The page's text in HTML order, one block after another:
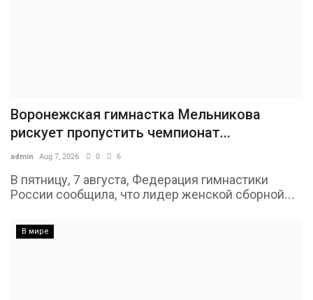
Воронежская гимнастка Мельникова
рискует пропустить чемпионат...
admin Aug 7, 2026 0 6
В пятницу, 7 августа, Федерация гимнастики
России сообщила, что лидер женской сборной...
В мире